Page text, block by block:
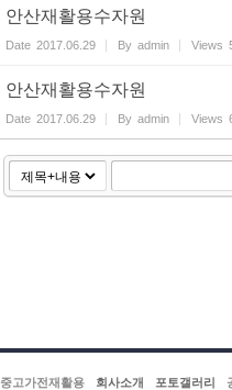
안산재활용수자원
Date 2017.06.29 By admin Views
안산재활용수자원
Date 2017.06.29 By admin Views
중고가전재활용 회사소개 포토갤러리